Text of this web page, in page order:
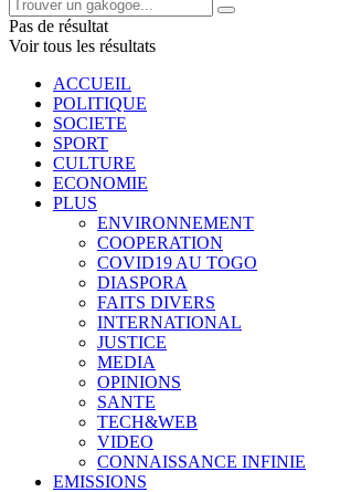
Pas de résultat
Voir tous les résultats
ACCUEIL
POLITIQUE
SOCIETE
SPORT
CULTURE
ECONOMIE
PLUS
ENVIRONNEMENT
COOPERATION
COVID19 AU TOGO
DIASPORA
FAITS DIVERS
INTERNATIONAL
JUSTICE
MEDIA
OPINIONS
SANTE
TECH&WEB
VIDEO
CONNAISSANCE INFINIE
EMISSIONS